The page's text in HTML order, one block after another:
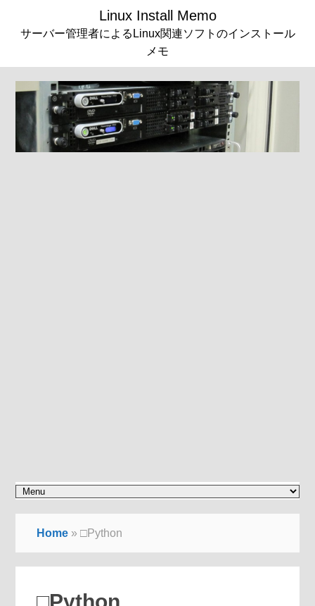
Linux Install Memo
サーバー管理者によるLinux関連ソフトのインストール
メモ
Home »□Python
□Python